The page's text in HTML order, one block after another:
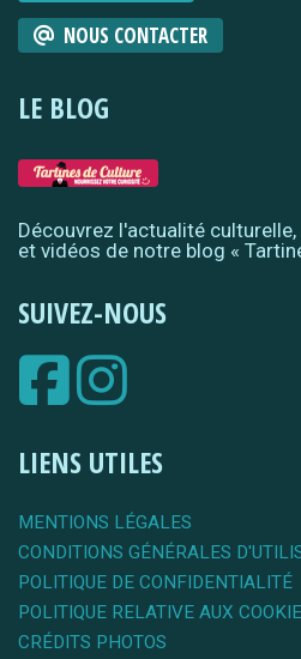
NOUS CONTACTER
LE BLOG
Découvrez l'actualité
et vidéos de notre blog «
SUIVEZ-NOUS
LIENS UTILES
MENTIONS LÉGALES
CONDITIONS GÉNÉRALES
POLITIQUE DE CONFIDENTIALITÉ
POLITIQUE RELATIVE AUX
CRÉDITS PHOTOS